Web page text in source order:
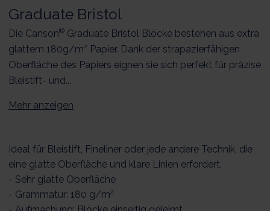
Graduate Bristol
Die Canson® Graduate Bristol Blöcke bestehen aus extra
glattem 180g/m² Papier. Dank der strapazierfähigen
Oberfläche des Papiers eignen sie sich perfekt für präzise
Bleistift- und...
Mehr anzeigen
Ideal für Bleistift, Fineliner oder jede andere Technik, die
eine glatte Oberfläche und klare Linien erfordert.
- Sehr glatte Oberfläche
- Grammatur: 180 g/m²